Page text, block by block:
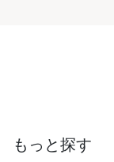
もっと探す